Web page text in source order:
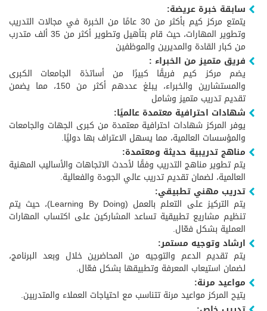
سابقة خبرة عريضة:
يتمتع مركز كيم بأكثر من 30 عامًا من الخبرة في مجالات التدريب
وتطوير المهارات، حيث قام بتأهيل وتطوير أكثر من 35 ألف متدرب
من كبار القادة والمديرين والموظفين
فريق متميز من الخبراء :
يضم مركز كيم فريقًا كبيرًا من أساتذة الجامعات الكبرى
والمستشارين والخبراء، يبلغ عددهم أكثر من 150، مما يضمن
تقديم تدريب متميز وشامل
شهادات احترافية معتمدة عالميًا:
يوفر المركز شهادات احترافية معتمدة من كبرى الجهات والجامعات
والمؤسسات العالمية، مما يسهل الاعتراف بها دوليًا.
مناهج تدريبية حديثة ومعتمدة:
يتم تطوير مناهج التدريب وفقًا لأحدث الاتجاهات والأساليب المهنية
العالمية، لضمان تقديم تدريب عالي الجودة والفعالية.
تدريب مهني تطبيقي:
يتم التركيز على التعلم بالعمل (Learning By Doing)، حيث يتم
تنظيم مشاريع تطبيقية تساعد المشاركين على اكتساب المهارات
العملية بشكل فعّال.
ارشاد وتوجيه مستمر:
يتم تقديم الدعم والتوجيه من المحاضرين خلال وبعد البرنامج،
لضمان استيعاب المعرفة وتطبيقها بشكل فعّال.
مواعيد مرنة:
يتيح المركز مواعيد مرنة تتناسب مع احتياجات العملاء والمتدربين.